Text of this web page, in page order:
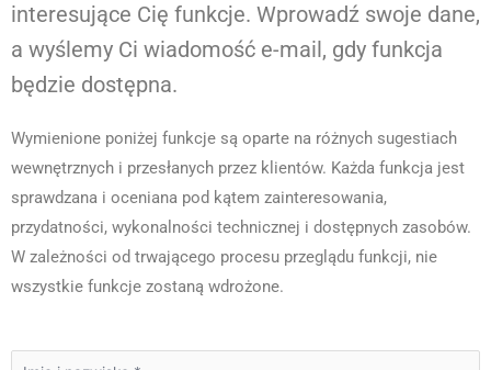
interesujące Cię funkcje. Wprowadź swoje dane,
a wyślemy Ci wiadomość e-mail, gdy funkcja
będzie dostępna.
Wymienione poniżej funkcje są oparte na różnych sugestiach
wewnętrznych i przesłanych przez klientów. Każda funkcja jest
sprawdzana i oceniana pod kątem zainteresowania,
przydatności, wykonalności technicznej i dostępnych zasobów.
W zależności od trwającego procesu przeglądu funkcji, nie
wszystkie funkcje zostaną wdrożone.